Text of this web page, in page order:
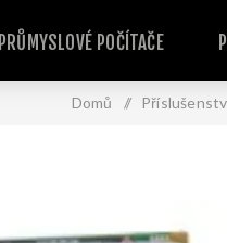
PRŮMYSLOVÉ POČÍTAČE
Domů /